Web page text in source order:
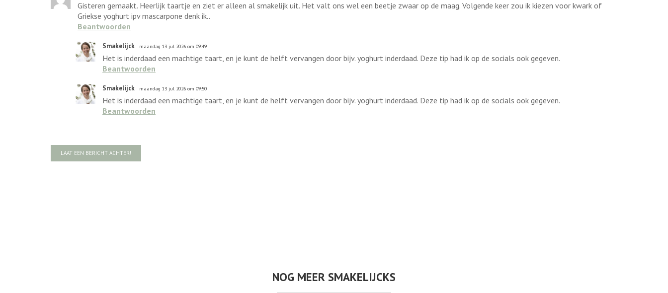
Gisteren gemaakt. Heerlijk taartje en ziet er alleen al smakelijk uit. Het valt ons wel een beetje zwaar op de maag. Volgende keer zou ik kiezen voor kwark of
Griekse yoghurt ipv mascarpone denk ik..
Beantwoorden
Smakelijck maandag 13 jul 2026 om 09:49
Het is inderdaad een machtige taart, en je kunt de helft vervangen door bijv. yoghurt inderdaad. Deze tip had ik op de socials ook gegeven.
Beantwoorden
Smakelijck maandag 13 jul 2026 om 09:50
Het is inderdaad een machtige taart, en je kunt de helft vervangen door bijv. yoghurt inderdaad. Deze tip had ik op de socials ook gegeven.
Beantwoorden
LAAT EEN BERICHT ACHTER!
NOG MEER SMAKELIJCKS